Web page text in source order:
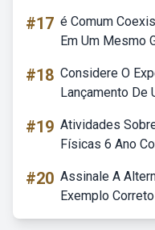
#17 é Comum
Em Um Mesmo
#18 Considere O
Lançamento De
#19 Atividades
Físicas 6 Ano
#20 Assinale A
Exemplo